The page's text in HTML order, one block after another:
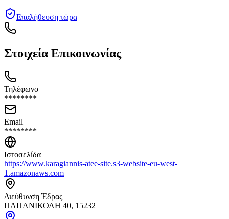
Επαλήθευση τώρα
Στοιχεία Επικοινωνίας
Τηλέφωνο
********
Email
********
Ιστοσελίδα
https://www.karagiannis-atee-site.s3-website-eu-west-
1.amazonaws.com
Διεύθυνση Έδρας
ΠΑΠΑΝΙΚΟΛΗ 40, 15232